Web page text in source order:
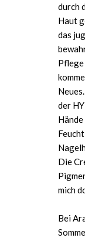
durch
Haut
das
der
Die
mich
Bei